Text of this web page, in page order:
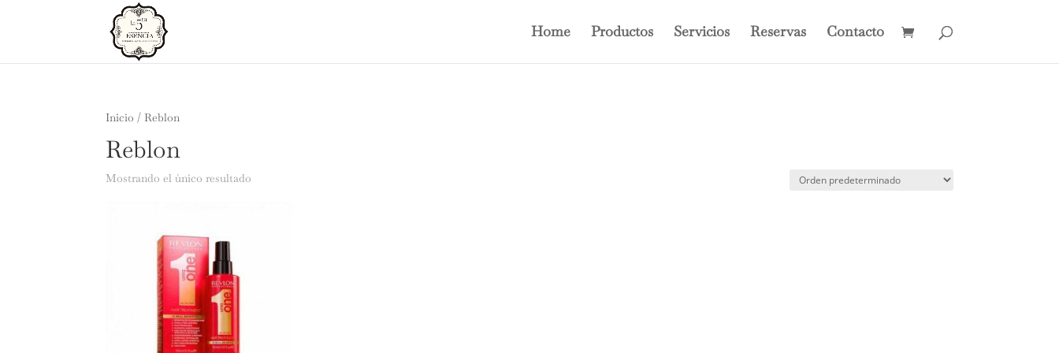
Home Productos Servicios Reservas Contacto
Inicio / Reblon
Reblon
Mostrando el único resultado